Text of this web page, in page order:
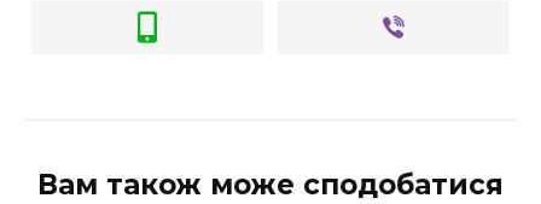
Вам також може сподобатися